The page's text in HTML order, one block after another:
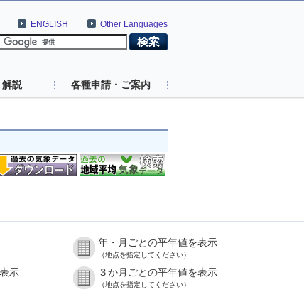
Other Languages
ENGLISH
解説 各種申請・ご案内
年・月ごとの平年値を表示
（地点を指定してください）
示 ３か月ごとの平年値を表示
（地点を指定してください）